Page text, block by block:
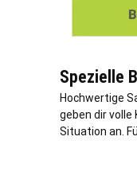
Spezielle
Hochwertige
geben dir volle
Situation an.